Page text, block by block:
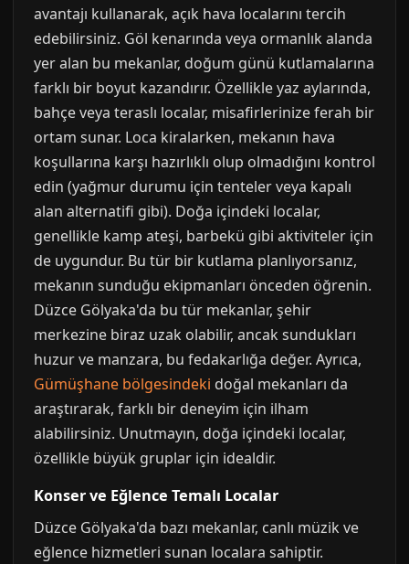
avantajı kullanarak, açık hava localarını tercih
edebilirsiniz. Göl kenarında veya ormanlık alanda
yer alan bu mekanlar, doğum günü kutlamalarına
farklı bir boyut kazandırır. Özellikle yaz aylarında,
bahçe veya teraslı localar, misafirlerinize ferah bir
ortam sunar. Loca kiralarken, mekanın hava
koşullarına karşı hazırlıklı olup olmadığını kontrol
edin (yağmur durumu için tenteler veya kapalı
alan alternatifi gibi). Doğa içindeki localar,
genellikle kamp ateşi, barbekü gibi aktiviteler için
de uygundur. Bu tür bir kutlama planlıyorsanız,
mekanın sunduğu ekipmanları önceden öğrenin.
Düzce Gölyaka'da bu tür mekanlar, şehir
merkezine biraz uzak olabilir, ancak sundukları
huzur ve manzara, bu fedakarlığa değer. Ayrıca,
Gümüşhane bölgesindeki doğal mekanları da
araştırarak, farklı bir deneyim için ilham
alabilirsiniz. Unutmayın, doğa içindeki localar,
özellikle büyük gruplar için idealdir.
Konser ve Eğlence Temalı Localar
Düzce Gölyaka'da bazı mekanlar, canlı müzik ve
eğlence hizmetleri sunan localara sahiptir.